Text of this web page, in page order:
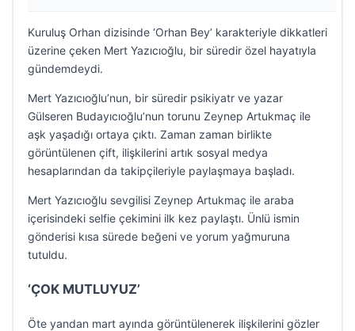
Kuruluş Orhan dizisinde ‘Orhan Bey’ karakteriyle dikkatleri
üzerine çeken Mert Yazıcıoğlu, bir süredir özel hayatıyla
gündemdeydi.
Mert Yazıcıoğlu’nun, bir süredir psikiyatr ve yazar
Gülseren Budayıcıoğlu’nun torunu Zeynep Artukmaç ile
aşk yaşadığı ortaya çıktı. Zaman zaman birlikte
görüntülenen çift, ilişkilerini artık sosyal medya
hesaplarından da takipçileriyle paylaşmaya başladı.
Mert Yazıcıoğlu sevgilisi Zeynep Artukmaç ile araba
içerisindeki selfie çekimini ilk kez paylaştı. Ünlü ismin
gönderisi kısa sürede beğeni ve yorum yağmuruna
tutuldu.
‘ÇOK MUTLUYUZ’
Öte yandan mart ayında görüntülenerek ilişkilerini gözler